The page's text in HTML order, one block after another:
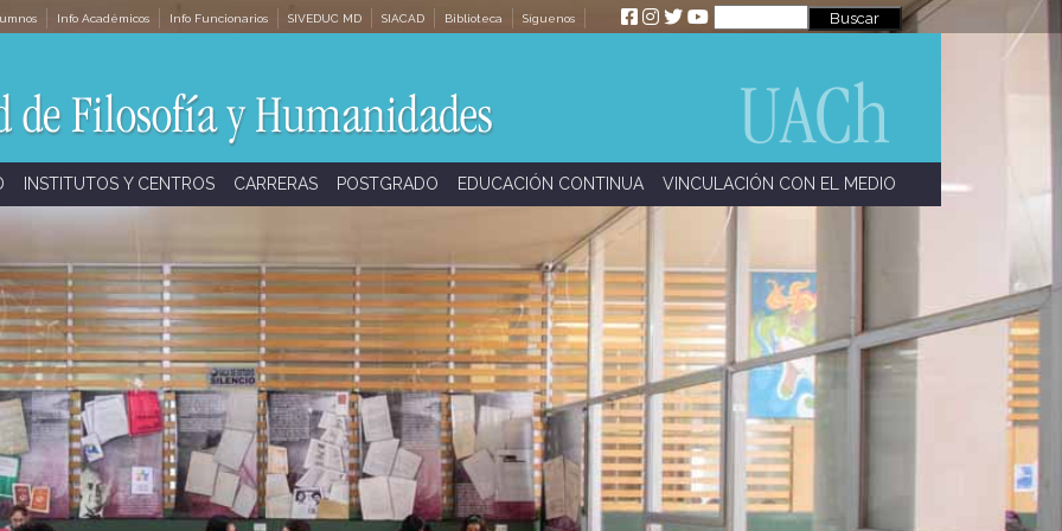
Info Académicos Info Funcionarios SIVEDUC MD SIACAD Biblioteca Síguenos
INSTITUTOS Y CENTROS CARRERAS POSTGRADO EDUCACIÓN CONTINUA VINCULACIÓN CON EL MEDIO